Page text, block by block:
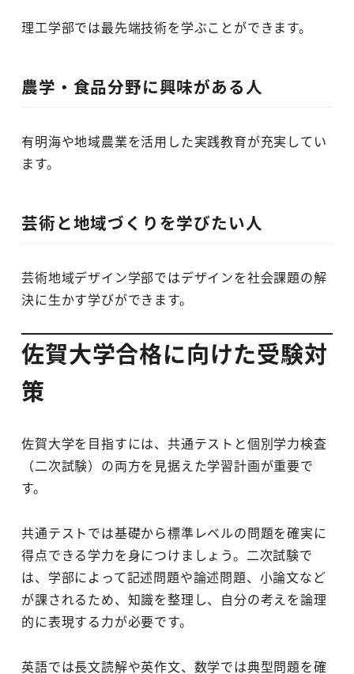
理工学部では最先端技術を学ぶことができます。
農学・食品分野に興味がある人
有明海や地域農業を活用した実践教育が充実してい
ます。
芸術と地域づくりを学びたい人
芸術地域デザイン学部ではデザインを社会課題の解
決に生かす学びができます。
佐賀大学合格に向けた受験対
策
佐賀大学を目指すには、共通テストと個別学力検査
（二次試験）の両方を見据えた学習計画が重要で
す。
共通テストでは基礎から標準レベルの問題を確実に
得点できる学力を身につけましょう。二次試験で
は、学部によって記述問題や論述問題、小論文など
が課されるため、知識を整理し、自分の考えを論理
的に表現する力が必要です。
英語では長文読解や英作文、数学では典型問題を確